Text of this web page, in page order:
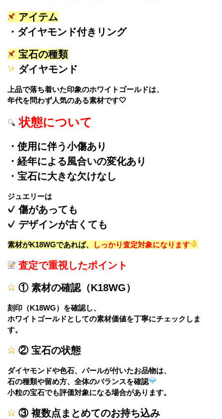
アイテム
・ダイヤモンド付きリング
宝石の種類
ダイヤモンド
上品で落ち着いた印象のホワイトゴールドは、
年代を問わず人気のある素材です🤍
状態について
・使用に伴う小傷あり
・経年による風合いの変化あり
・宝石に大きな欠けなし
ジュエリーは
傷があっても
デザインが古くても
素材がK18WGであれば、 しっかり査定対象になります
査定で重視したポイント
① 素材の確認（K18WG）
刻印（K18WG）を確認し、
ホワイトゴールドとしての素材価値を丁寧にチェックしま
す。
② 宝石の状態
ダイヤモンドや色石、パールが付いたお品物は、
石の種類や留め方、全体のバランスを確認
小粒の宝石でも評価対象になる場合があります。
③ 複数点まとめてのお持ち込み